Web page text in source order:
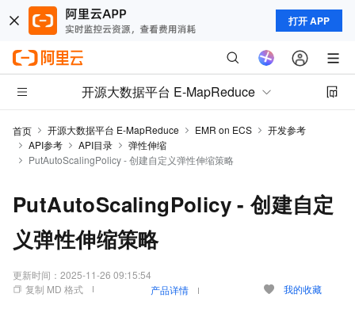
打开 APP
开源大数据平台 E-MapReduce
首页 开源大数据平台 E-MapReduce EMR on ECS
开发参考
API参考
API目录
弹性伸缩
PutAutoScalingPolicy - 创建自定义弹性伸缩策略
PutAutoScalingPolicy - 创建自定
义弹性伸缩策略
更新时间： 2025-11-26 09:15:54
复制 MD 格式
产品详情 我的收藏